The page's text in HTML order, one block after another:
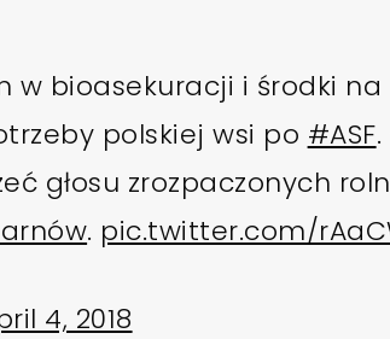
w bioasekuracji i środki
polskiej wsi po #ASF
głosu zrozpaczonych
. pic.twitter.com/
4, 2018